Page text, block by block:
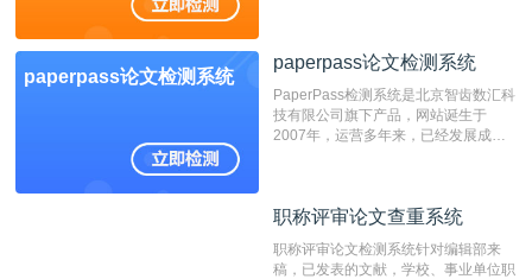
非。其次，相对于知网而言，万方检测
重的推荐系统。
paperpass论文检测系统
paperpass论文检测系统
PaperPass检测系统是北京智齿数汇科
技有限公司旗下产品，网站诞生于
2007年，运营多年来，已经发展成为
检测速度快、精度高，市场反映良好。
职称评审论文查重系统
职称评审论文检测系统针对编辑部来
稿，已发表的文献，学校、事业单位职